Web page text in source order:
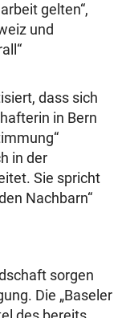
gelten“,
und
dass sich
in Bern
in der
Sie spricht
Nachbarn“
sorgen
Die „Baseler